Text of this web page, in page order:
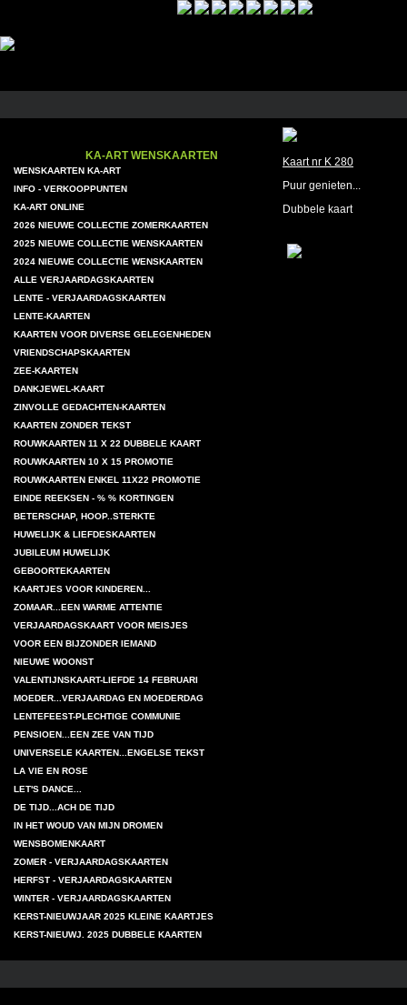
KA-ART WENSKAARTEN
WENSKAARTEN KA-ART
INFO - VERKOOPPUNTEN
KA-ART ONLINE
2026 NIEUWE COLLECTIE ZOMERKAARTEN
2025 NIEUWE COLLECTIE WENSKAARTEN
2024 NIEUWE COLLECTIE WENSKAARTEN
ALLE VERJAARDAGSKAARTEN
LENTE - VERJAARDAGSKAARTEN
LENTE-KAARTEN
KAARTEN VOOR DIVERSE GELEGENHEDEN
VRIENDSCHAPSKAARTEN
ZEE-KAARTEN
DANKJEWEL-KAART
ZINVOLLE GEDACHTEN-KAARTEN
KAARTEN ZONDER TEKST
ROUWKAARTEN 11 X 22 DUBBELE KAART
ROUWKAARTEN 10 X 15 PROMOTIE
ROUWKAARTEN ENKEL 11X22 PROMOTIE
EINDE REEKSEN - % % KORTINGEN
BETERSCHAP, HOOP..STERKTE
HUWELIJK & LIEFDESKAARTEN
JUBILEUM HUWELIJK
GEBOORTEKAARTEN
KAARTJES VOOR KINDEREN...
ZOMAAR...EEN WARME ATTENTIE
VERJAARDAGSKAART VOOR MEISJES
VOOR EEN BIJZONDER IEMAND
NIEUWE WOONST
VALENTIJNSKAART-LIEFDE 14 FEBRUARI
MOEDER...VERJAARDAG EN MOEDERDAG
LENTEFEEST-PLECHTIGE COMMUNIE
PENSIOEN...EEN ZEE VAN TIJD
UNIVERSELE KAARTEN...ENGELSE TEKST
LA VIE EN ROSE
LET'S DANCE...
DE TIJD...ACH DE TIJD
IN HET WOUD VAN MIJN DROMEN
WENSBOMENKAART
ZOMER - VERJAARDAGSKAARTEN
HERFST - VERJAARDAGSKAARTEN
WINTER - VERJAARDAGSKAARTEN
KERST-NIEUWJAAR 2025 KLEINE KAARTJES
KERST-NIEUWJ. 2025 DUBBELE KAARTEN
Kaart nr K 280
Puur genieten...
Dubbele kaart